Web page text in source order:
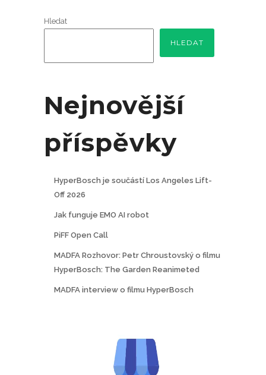
Hledat
HLEDAT
Nejnovější
příspěvky
HyperBosch je součástí Los Angeles Lift-
Off 2026
Jak funguje EMO AI robot
PiFF Open Call
MADFA Rozhovor: Petr Chroustovský o filmu
HyperBosch: The Garden Reanimeted
MADFA interview o filmu HyperBosch